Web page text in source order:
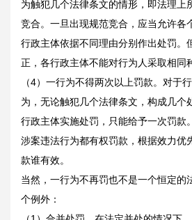
为触犯几个法律条文的情形，即法理上
竞合。一旦出现规范竞合，应当允许各
行政主体依据不同理由分别作出处罚。
正，各行政主体不能对行为人采取相同
（4）一行为不得两次以上罚款。对于
为，无论触犯几个法律条文，构成几个
行政主体实施处罚，只能给予一次罚款
涉案违法行为都有权罚款，根据效力优
款谁有效。
当然，一行为不再罚也不是一个恒定的
个例外：